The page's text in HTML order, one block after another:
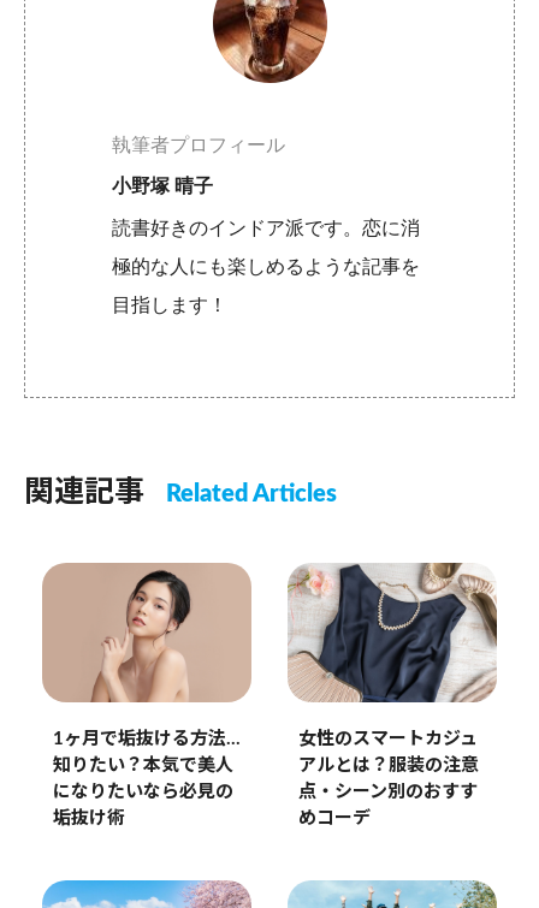
執筆者プロフィール
小野塚 晴子
読書好きのインドア派です。恋に消
極的な人にも楽しめるような記事を
目指します！
関連記事 Related Articles
1ヶ月で垢抜ける方法…
知りたい？本気で美人
になりたいなら必見の
垢抜け術
女性のスマートカジュ
アルとは？服装の注意
点・シーン別のおすす
めコーデ